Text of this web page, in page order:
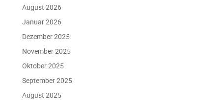
August 2026
Januar 2026
Dezember 2025
November 2025
Oktober 2025
September 2025
August 2025